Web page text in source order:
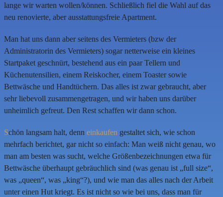
lange wir warten wollen/können. Schließlich fiel die Wahl auf das
neu renovierte, aber ausstattungsfreie Apartment.
Man hat uns dann aber seitens des Vermieters (bzw der
Administratorin des Vermieters) sogar netterweise ein kleines
Startpaket geschnürt, bestehend aus ein paar Tellern und
Küchenutensilien, einem Reiskocher, einem Toaster sowie
Bettwäsche und Handtüchern. Das alles ist zwar gebraucht, aber
sehr liebevoll zusammengetragen, und wir haben uns darüber
unheimlich gefreut. Den Rest schaffen wir dann schon.
Schön langsam halt, denn einkaufen gestaltet sich, wie schon
mehrfach berichtet, gar nicht so einfach: Man weiß nicht genau, wo
man am besten was sucht, welche Größenbezeichnungen etwa für
Bettwäsche überhaupt gebräuchlich sind (was genau ist „full size“,
was „queen“, was „king“?), und wie man das alles nach der Arbeit
unter einen Hut kriegt. Es ist nicht so wie bei uns, dass man für